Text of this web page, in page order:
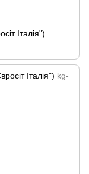
Італія")